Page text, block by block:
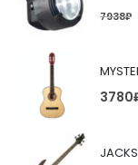
7938₽
3780